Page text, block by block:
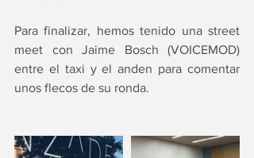
Para finalizar, hemos tenido una street
meet con Jaime Bosch (VOICEMOD)
entre el taxi y el anden para comentar
unos flecos de su ronda.